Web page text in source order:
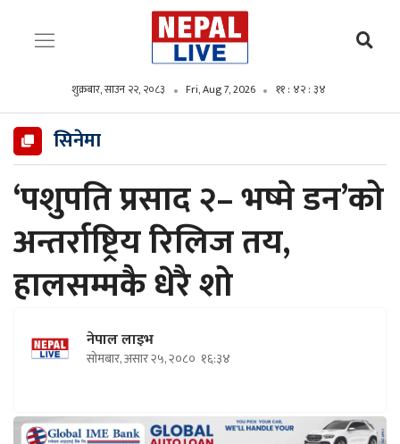
शुक्रबार, साउन २२, २०८३ Fri, Aug 7, 2026 ११ : ४२ : ३५
सिनेमा
‘पशुपति प्रसाद २– भष्मे डन’को
अन्तर्राष्ट्रिय रिलिज तय,
हालसम्मकै धेरै शो
नेपाल लाइभ
सोमबार, असार २५, २०८० १६:३४